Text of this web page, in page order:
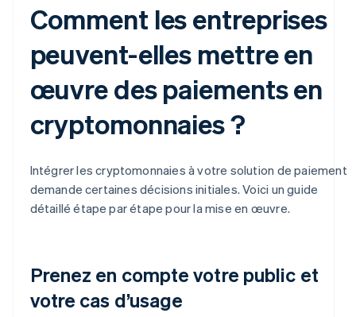
Comment les entreprises
peuvent-elles mettre en
œuvre des paiements en
cryptomonnaies ?
Intégrer les cryptomonnaies à votre solution de paiement
demande certaines décisions initiales. Voici un guide
détaillé étape par étape pour la mise en œuvre.
Prenez en compte votre public et
votre cas d’usage